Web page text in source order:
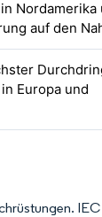
Nordamerika
auf den
Europa und